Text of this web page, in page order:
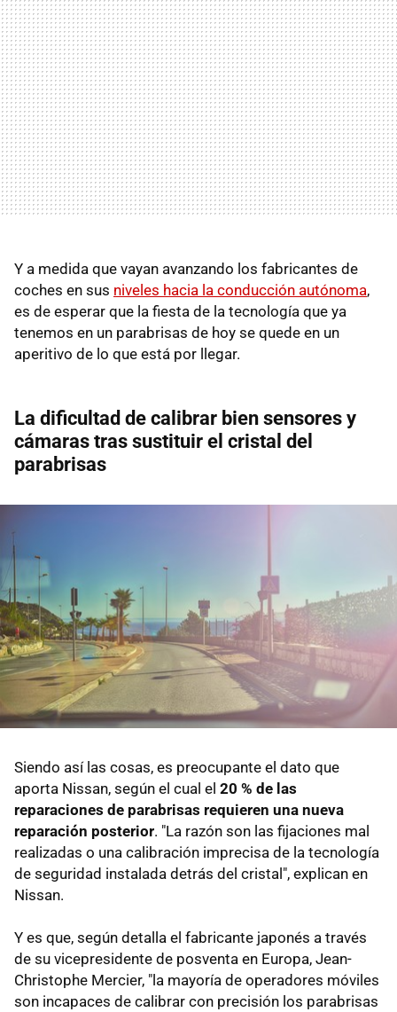
Y a medida que vayan avanzando los fabricantes de
coches en sus niveles hacia la conducción autónoma,
es de esperar que la fiesta de la tecnología que ya
tenemos en un parabrisas de hoy se quede en un
aperitivo de lo que está por llegar.
La dificultad de calibrar bien sensores y
cámaras tras sustituir el cristal del
parabrisas
Siendo así las cosas, es preocupante el dato que
aporta Nissan, según el cual el 20 % de las
reparaciones de parabrisas requieren una nueva
reparación posterior. "La razón son las fijaciones mal
realizadas o una calibración imprecisa de la tecnología
de seguridad instalada detrás del cristal", explican en
Nissan.
Y es que, según detalla el fabricante japonés a través
de su vicepresidente de posventa en Europa, Jean-
Christophe Mercier, "la mayoría de operadores móviles
son incapaces de calibrar con precisión los parabrisas